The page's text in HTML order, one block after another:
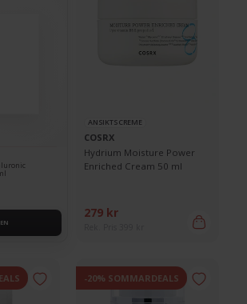
ANSIKTSCREME
COSRX
Hydrium Moisture Power
Enriched Cream 50 ml
279 kr
-20% SOMMARDEALS